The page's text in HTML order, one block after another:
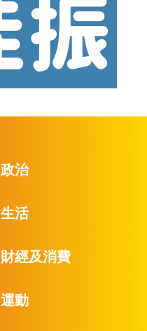
政治
生活
財經及消費
運動